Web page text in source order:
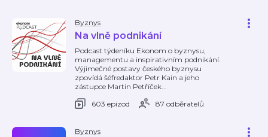
Byznys
Na vlně podnikání
Podcast týdeníku Ekonom o byznysu,
managementu a inspirativním podnikání.
Výjimečné postavy českého byznysu
zpovídá šéfredaktor Petr Kain a jeho
zástupce Martin Petříček...
603 epizod
87 odběratelů
Byznys